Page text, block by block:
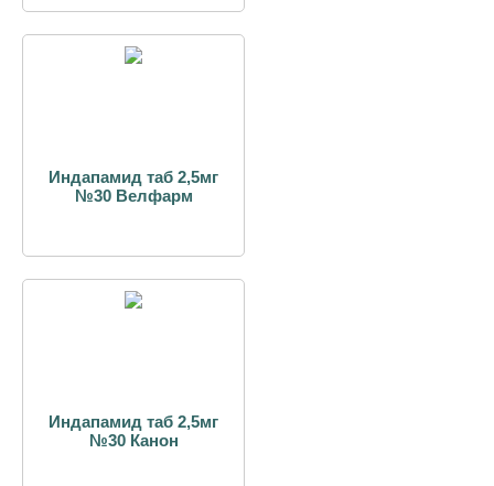
Индапамид таб 2,5мг
№30 Велфарм
Индапамид таб 2,5мг
№30 Канон